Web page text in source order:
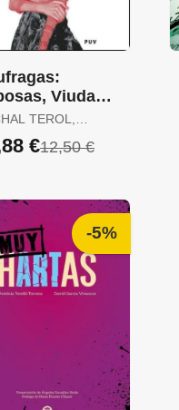
Viudas y
en la
TEROL,
12,50 €
€
-5%